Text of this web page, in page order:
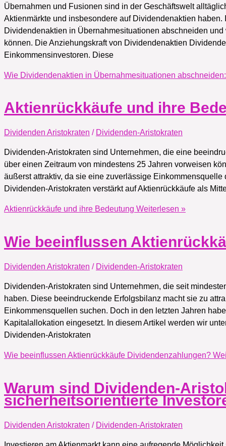
Übernahmen und Fusionen sind in der Geschäftswelt
Aktienmärkte und insbesondere auf Dividendenaktien
Dividendenaktien in Übernahmesituationen abschneiden
können. Die Anziehungskraft von Dividendenaktien
Einkommensinvestoren. Diese
Wie Dividendenaktien in Übernahmesituationen
Aktienrückkäufe und ihre
Dividenden Aristokraten / Dividenden-Aristokraten
Dividenden-Aristokraten sind Unternehmen, die eine
über einen Zeitraum von mindestens 25 Jahren vorweisen
äußerst attraktiv, da sie eine zuverlässige
Dividenden-Aristokraten verstärkt auf Aktienrückkäufe als
Aktienrückkäufe und ihre Bedeutung Weiterlesen »
Wie beeinflussen
Dividenden Aristokraten / Dividenden-Aristokraten
Dividenden-Aristokraten sind Unternehmen, die seit
haben. Diese beeindruckende Erfolgsbilanz macht sie zu
Einkommensquellen suchen. Doch in den letzten Jahren
Kapitalallokation eingesetzt. In diesem Artikel werden wir
Dividenden-Aristokraten
Wie beeinflussen Aktienrückkäufe Dividendenzahlungen?
Warum sind Dividenden-
sicherheitsorientierte
Dividenden Aristokraten / Dividenden-Aristokraten